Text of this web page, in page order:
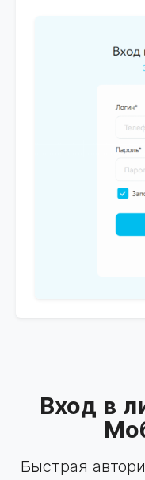
Вход в
Быстрая